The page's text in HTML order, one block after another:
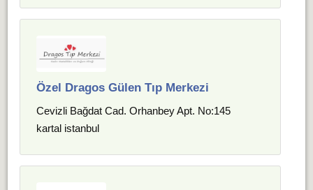
Özel Dragos Gülen Tıp Merkezi
Cevizli Bağdat Cad. Orhanbey Apt. No:145
kartal istanbul